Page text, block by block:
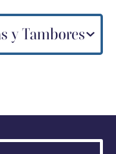
y Tambores